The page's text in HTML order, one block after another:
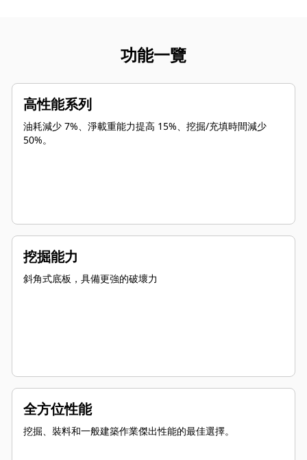
功能一覽
高性能系列
油耗減少 7%、淨載重能力提高 15%、挖掘/充填時間減少
50%。
挖掘能力
斜角式底板，具備更強的破壞力
全方位性能
挖掘、裝料和一般建築作業傑出性能的最佳選擇。